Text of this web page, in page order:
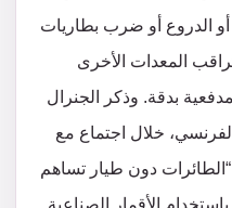
أو الدروع أو ضرب بطاريات
المعدات الأخرى
بدقة. وذكر الجنرال
خلال اجتماع مع
دون طيار تساهم
الأقمار الصناعية